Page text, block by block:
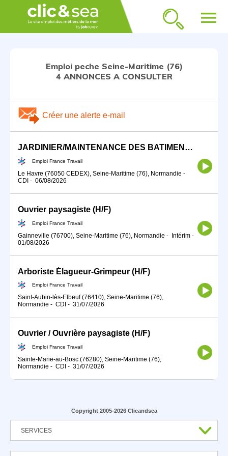
menu
Emploi peche Seine-Maritime (76)
4 ANNONCES A CONSULTER
Créer une alerte e-mail
JARDINIER/MAINTENANCE DES BATIMENTS (H/F)
Emploi France Travail
Le Havre (76050 CEDEX), Seine-Maritime (76), Normandie -
CDI - 06/08/2026
Ouvrier paysagiste (H/F)
Emploi France Travail
Gainneville (76700), Seine-Maritime (76), Normandie - Intérim -
01/08/2026
Arboriste Élagueur-Grimpeur (H/F)
Emploi France Travail
Saint-Aubin-lès-Elbeuf (76410), Seine-Maritime (76),
Normandie - CDI - 31/07/2026
Ouvrier / Ouvrière paysagiste (H/F)
Emploi France Travail
Sainte-Marie-au-Bosc (76280), Seine-Maritime (76),
Normandie - CDI - 31/07/2026
Copyright 2005-2026 Clicandsea
SERVICES